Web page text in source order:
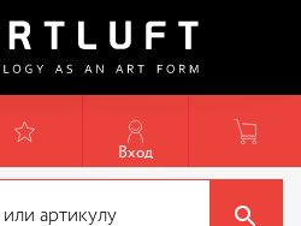
Вход